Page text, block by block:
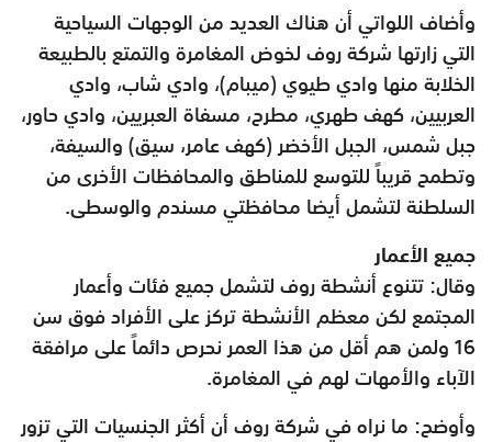
وأضاف اللواتي أن هناك العديد من الوجهات السياحية
التي زارتها شركة روف لخوض المغامرة والتمتع بالطبيعة
الخلابة منها وادي طيوي (ميبام)، وادي شاب، وادي
العربيين، كهف طهري، مطرح، مسفاة العبريين، وادي حاور،
جبل شمس، الجبل الأخضر (كهف عامر، سيق) والسيفة،
وتطمح قريباً للتوسع للمناطق والمحافظات الأخرى من
السلطنة لتشمل أيضا محافظتي مسندم والوسطى.
جميع الأعمار
وقال: تتنوع أنشطة روف لتشمل جميع فئات وأعمار
المجتمع لكن معظم الأنشطة تركز على الأفراد فوق سن
16 ولمن هم أقل من هذا العمر نحرص دائماً على مرافقة
الآباء والأمهات لهم في المغامرة.
وأوضح: ما نراه في شركة روف أن أكثر الجنسيات التي تزور